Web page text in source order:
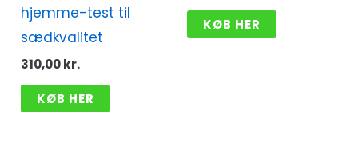
hjemme-test til
sædkvalitet
310,00kr.
KØB HER
KØB HER